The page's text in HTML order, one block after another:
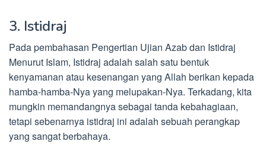
3. Istidraj
Pada pembahasan Pengertian Ujian Azab dan Istidraj
Menurut Islam, Istidraj adalah salah satu bentuk
kenyamanan atau kesenangan yang Allah berikan kepada
hamba-hamba-Nya yang melupakan-Nya. Terkadang, kita
mungkin memandangnya sebagai tanda kebahagiaan,
tetapi sebenarnya istidraj ini adalah sebuah perangkap
yang sangat berbahaya.